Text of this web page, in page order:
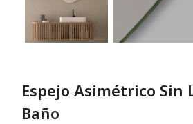
Espejo Asimétrico Sin
Baño